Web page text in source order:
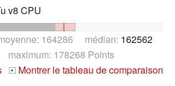
v8 CPU
164286 médian: 162562
maximum: 178268 Points
+ Montrer le tableau de comparaison